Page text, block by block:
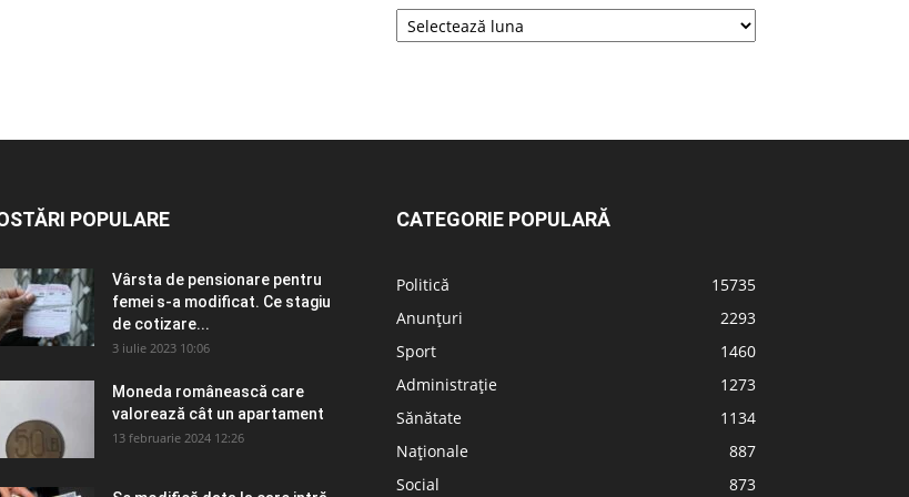
POPULARE
Vârsta de pensionare pentru
femei s-a modificat. Ce stagiu
de cotizare...
3 iulie 2023 10:06
Moneda românească care
valorează cât un apartament
13 februarie 2024 12:26
CATEGORIE POPULARĂ
Politică
15735
Anunțuri
2293
Sport
1460
Administrație
1273
Sănătate
1134
Naționale
887
Social
873